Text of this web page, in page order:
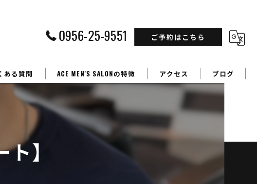
0956-25-9551 ご予約はこちら
ある質問 ACE MEN'S SALONの特徴
フェードカット
カラー
アクセス ブログ
】